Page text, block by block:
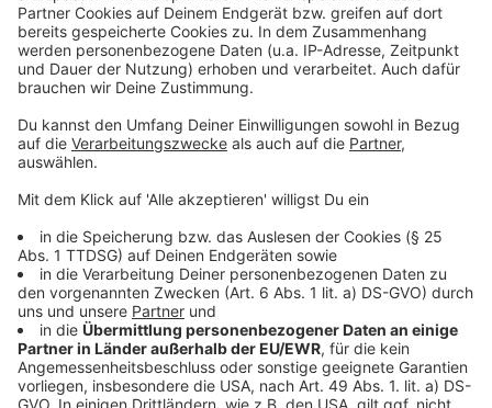
Wie gewinne ich systematisch Neukunden?
Anzeige
Mittwoch, 20. November 2024, 15–16 Uhr
Anzeige
Enver Yilmaz von Demtek & Konver.ai erklärt den
Einsatz von KI-gestützten Tools zur
Neukundengewinnung.
Anzeige